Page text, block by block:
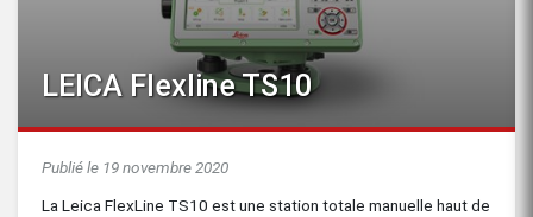
LEICA Flexline TS10
Publié le 19 novembre 2020
La Leica FlexLine TS10 est une station totale manuelle haut de